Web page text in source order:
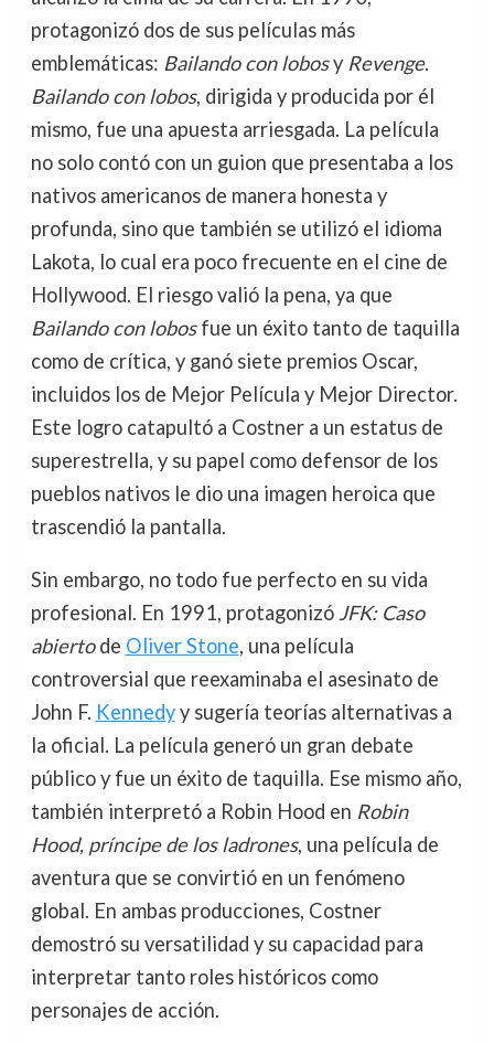
protagonizó dos de sus películas más
emblemáticas: Bailando con lobosy Revenge.
Bailando con lobos, dirigida y producida por él
mismo, fue una apuesta arriesgada. La película
no solo contó con un guion que presentaba a los
nativos americanos de manera honesta y
profunda, sino que también se utilizó el idioma
Lakota, lo cual era poco frecuente en el cine de
Hollywood. El riesgo valió la pena, ya que
Bailando con lobosfue un éxito tanto de taquilla
como de crítica, y ganó siete premios Oscar,
incluidos los de Mejor Película y Mejor Director.
Este logro catapultó a Costner a un estatus de
superestrella, y su papel como defensor de los
pueblos nativos le dio una imagen heroica que
trascendió la pantalla.
Sin embargo, no todo fue perfecto en su vida
profesional. En 1991, protagonizó JFK: Caso
abiertode Oliver Stone, una película
controversial que reexaminaba el asesinato de
John F. Kennedyy sugería teorías alternativas a
la oficial. La película generó un gran debate
público y fue un éxito de taquilla. Ese mismo año,
también interpretó a Robin Hood en Robin
Hood, príncipe de los ladrones, una película de
aventura que se convirtió en un fenómeno
global. En ambas producciones, Costner
demostró su versatilidad y su capacidad para
interpretar tanto roles históricos como
personajes de acción.